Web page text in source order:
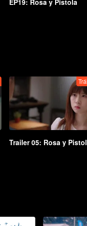
EP19: Rosa y Pistola
Trailer 05: Rosa y